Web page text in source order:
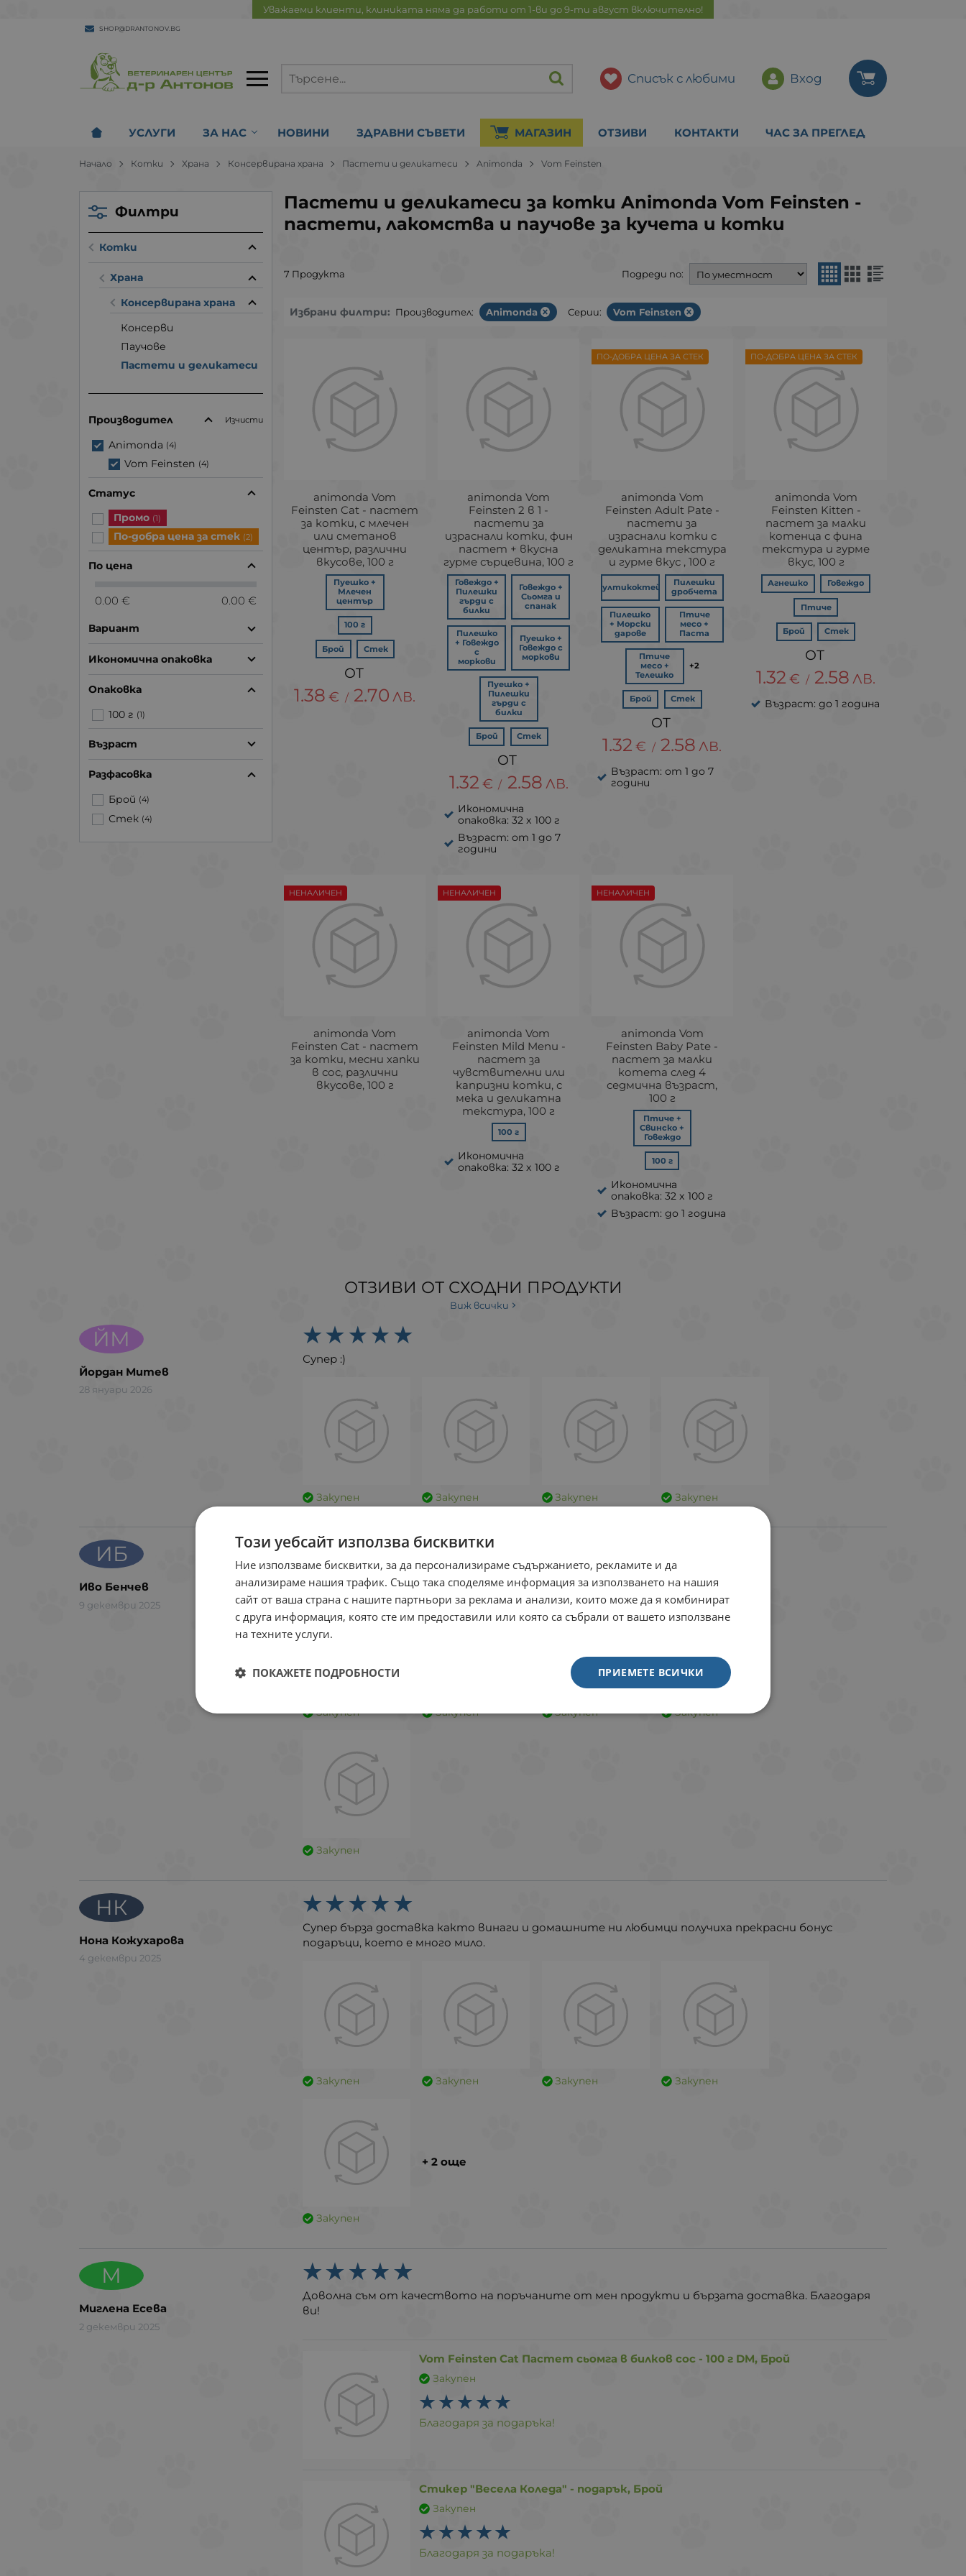
Уважаеми клиенти, клиниката няма да работи от 1-ви до 9-ти август включително!
SHOP@DRANTONOV.BG
Списък с любими Вход
УСЛУГИ ЗА НАС НОВИНИ ЗДРАВНИ СЪВЕТИ МАГАЗИН ОТЗИВИ КОНТАКТИ ЧАС ЗА ПРЕГЛЕД
Начало Котки Храна Консервирана храна Пастети и деликатеси Animonda Vom Feinsten
Пастети и деликатеси за котки Animonda Vom Feinsten -
пастети, лакомства и паучове за кучета и котки
7 Продукта Подреди по:
Избрани филтри: Производител: Animonda Серии: Vom Feinsten
animonda Vom
Feinsten Cat - пастет
за котки, с млечен
или сметанов
център, различни
вкусове, 100 г
Пуешко +
Млечен
център
100 г
Брой Стек
1.38 € / 2.70 ЛВ.
animonda Vom
Feinsten 2 в 1 -
пастети за
израснали котки, фин
пастет + вкусна
гурме сърцевина, 100 г
Говеждо +
Пилешки
гърди с
билки
Говеждо +
Сьомга и
спанак
Пилешко
+ Говеждо
с
моркови
Пуешко +
Говеждо с
моркови
Пуешко +
Пилешки
гърди с
билки
Брой Стек
1.32 € / 2.58 ЛВ.
Икономична
опаковка: 32 x 100 г
Възраст: от 1 до 7
години
animonda Vom
Feinsten Adult Pate -
пастети за
израснали котки с
деликатна текстура
и гурме вкус , 100 г
Мултикоктейл
Пилешки
дробчета
Пилешко
+ Морски
дарове
Птиче
месо +
Паста
Птиче
месо +
Телешко
+2
Брой Стек
1.32 € / 2.58 ЛВ.
Възраст: от 1 до 7
години
ПО-ДОБРА ЦЕНА ЗА СТЕК
animonda Vom
Feinsten Kitten -
пастет за малки
котенца с фина
текстура и гурме
вкус, 100 г
Агнешко Говеждо
Птиче
Брой Стек
1.32 € / 2.58 ЛВ.
Възраст: до 1 година
ПО-ДОБРА ЦЕНА ЗА СТЕК
animonda Vom
Feinsten Cat - пастет
за котки, месни хапки
в сос, различни
вкусове, 100 г
НЕНАЛИЧЕН
animonda Vom
Feinsten Mild Menu -
пастет за
чувствителни или
капризни котки, с
мека и деликатна
текстура, 100 г
100 г
Икономична
опаковка: 32 x 100 г
НЕНАЛИЧЕН
animonda Vom
Feinsten Baby Pate -
пастет за малки
котета след 4
седмична възраст,
100 г
Птиче +
Свинско +
Говеждо
100 г
Икономична
опаковка: 32 x 100 г
Възраст: до 1 година
НЕНАЛИЧЕН
Филтри
Котки
Храна
Консервирана храна
Консерви
Паучове
Пастети и деликатеси
Статус
Промо (1)
По-добра цена за стек (2)
Производител Изчисти
Animonda (4)
Vom Feinsten (4)
По цена
0.00 € 0.00 €
Вариант
Икономична опаковка
Опаковка
100 г (1)
Възраст
Разфасовка
Брой (4)
Стек (4)
ОТЗИВИ ОТ СХОДНИ ПРОДУКТИ
Виж всички
ЙМ
Йордан Митев
28 януари 2026
Супер :)
Закупен Закупен Закупен Закупен
ИБ
Иво Бенчев
9 декември 2025
Перфектни! Благодаря за подаръците към поръчките.
Закупен Закупен Закупен Закупен
Закупен
НК
Нона Кожухарова
4 декември 2025
Супер бърза доставка както винаги и домашните ни любимци получиха прекрасни бонус
подаръци, което е много мило.
Закупен Закупен Закупен Закупен
Закупен
+ 2 още
М
Миглена Есева
2 декември 2025
Доволна съм от качеството на поръчаните от мен продукти и бързата доставка. Благодаря
ви!
Vom Feinsten Cat Пастет сьомга в билков сос - 100 г DM, Брой
Закупен
Благодаря за подаръка!
Стикер "Весела Коледа" - подарък, Брой
Закупен
Благодаря за подаръка!
Този уебсайт използва бисквитки
Ние използваме бисквитки, за да персонализираме съдържанието, рекламите и да
анализираме нашия трафик. Също така споделяме информация за използването на нашия
сайт от ваша страна с нашите партньори за реклама и анализи, които може да я комбинират
с друга информация, която сте им предоставили или която са събрали от вашето използване
на техните услуги.
ПРИЕМЕТЕ ВСИЧКИ
ПОКАЖЕТЕ ПОДРОБНОСТИ